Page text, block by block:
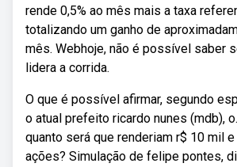
rende 0,5% ao mês mais a taxa
totalizando um ganho de
mês. Webhoje, não é possível saber
lidera a corrida.
O que é possível afirmar, segundo
o atual prefeito ricardo nunes (mdb),
quanto será que renderiam r$ 10 mil
ações? Simulação de felipe pontes,